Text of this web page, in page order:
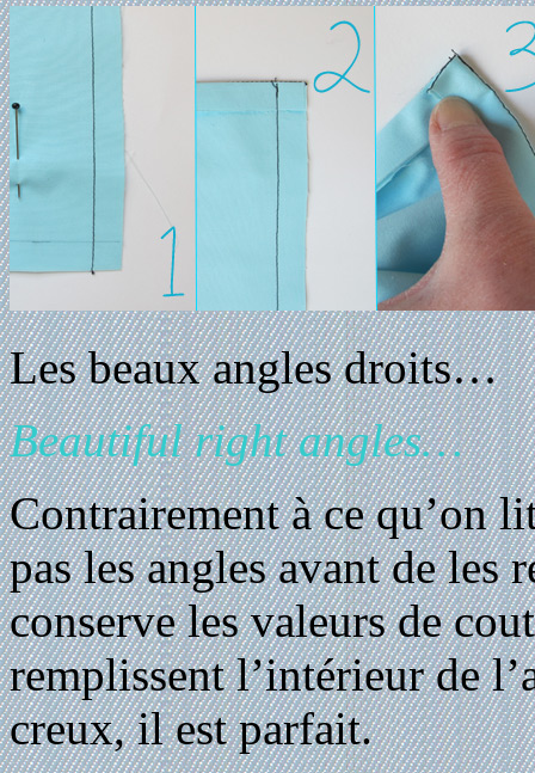
Les beaux angles droits…
Beautiful right angles…
Contrairement à ce qu’on
pas les angles avant de les
conserve les valeurs de
remplissent l’intérieur de
creux, il est parfait.